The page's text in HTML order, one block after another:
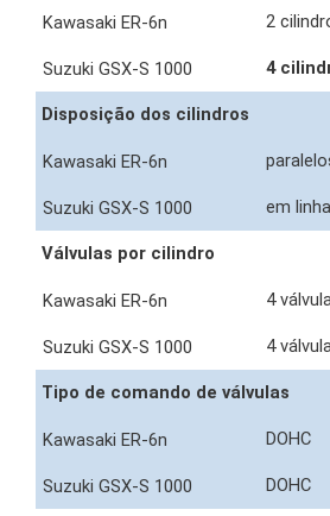
2
4
Disposição dos cilindros
em linha
Válvulas por cilindro
4
4
Tipo de comando de válvulas
DOHC
DOHC